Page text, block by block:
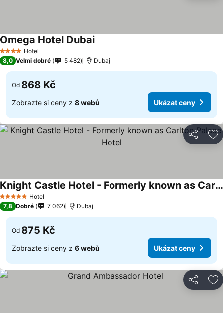
4 Počet hvězdiček
Hotel
Omega Hotel Dubai
8,0 Velmi dobré 5 482 Dubaj
Od 868 Kč
Zobrazte si ceny z 8 webů Ukázat ceny
Sdílet
5 Počet hvězdiček
Hotel
Knight Castle Hotel - Formerly known as Carlton Palace Hotel
7,8 Dobré 7 062 Dubaj
Od 875 Kč
Zobrazte si ceny z 6 webů Ukázat ceny
Sdílet